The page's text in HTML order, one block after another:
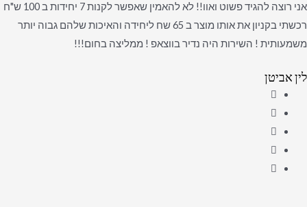
אני רוצה להגיד פשוט ואוו!! לא להאמין שאפשר לקנות 7 יחידות ב 100 ש"ח
רכשתי בקניון את אותו מוצר ב 65 שח ליחידה והאיכות שלהם גבוה יותר
משמעותית ! השירות היה נדיר בווצאפ ! ממליצה בחום!!!
לין אביטן